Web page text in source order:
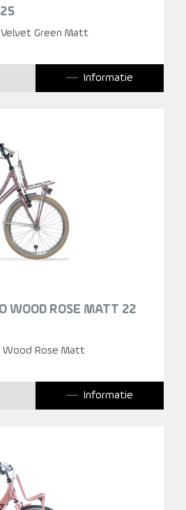
Velvet Green Matt
Informatie
WOOD ROSE MATT 22
Wood Rose Matt
Informatie